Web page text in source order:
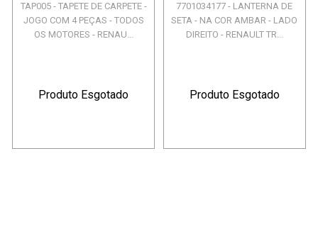
TAP005 - TAPETE DE CARPETE -
JOGO COM 4 PEÇAS - TODOS
OS MOTORES - RENAU...
Produto Esgotado
7701034177 - LANTERNA DE
SETA - NA COR AMBAR - LADO
DIREITO - RENAULT TR...
Produto Esgotado